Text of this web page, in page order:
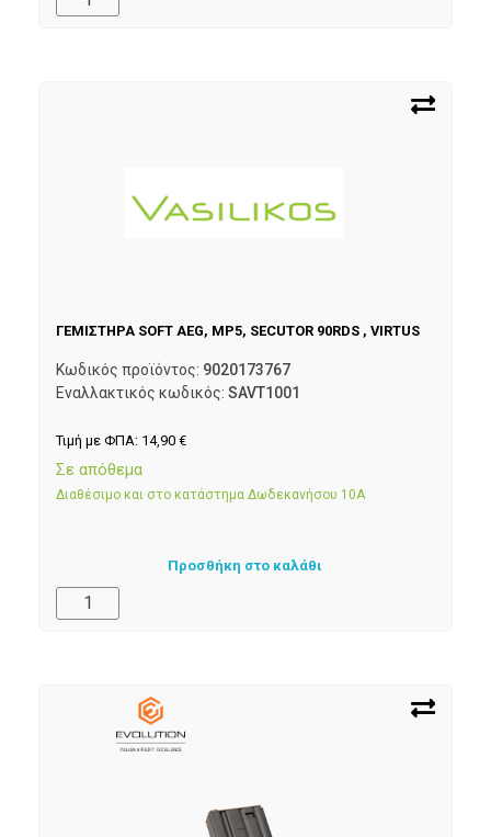
ΓΕΜΙΣΤΗΡΑ SOFT AEG, MP5, SECUTOR 90RDS , VIRTUS
Κωδικός προϊόντος: 9020173767
Εναλλακτικός κωδικός: SAVT1001
Τιμή με ΦΠΑ: 14,90 €
Σε απόθεμα
Διαθέσιμο και στο κατάστημα Δωδεκανήσου 10Α
Προσθήκη στο καλάθι